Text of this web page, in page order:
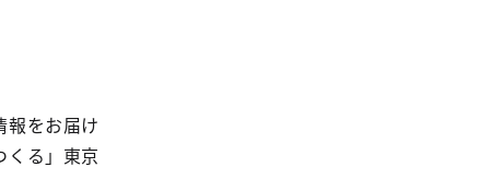
報をお届け
くる」東京